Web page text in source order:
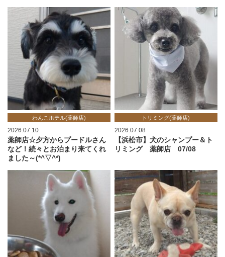
わんこホテル(薬師店)
2026.07.10
薬師店☆夕方からプードルさん
など！続々とお泊まり来てくれ
ました～(*^▽^*)
トリミング(薬師店)
2026.07.08
【浜松市】犬のシャンプー＆ト
リミング 薬師店 07/08